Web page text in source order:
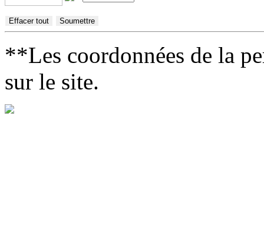
**Les coordonnées de la
sur le site.